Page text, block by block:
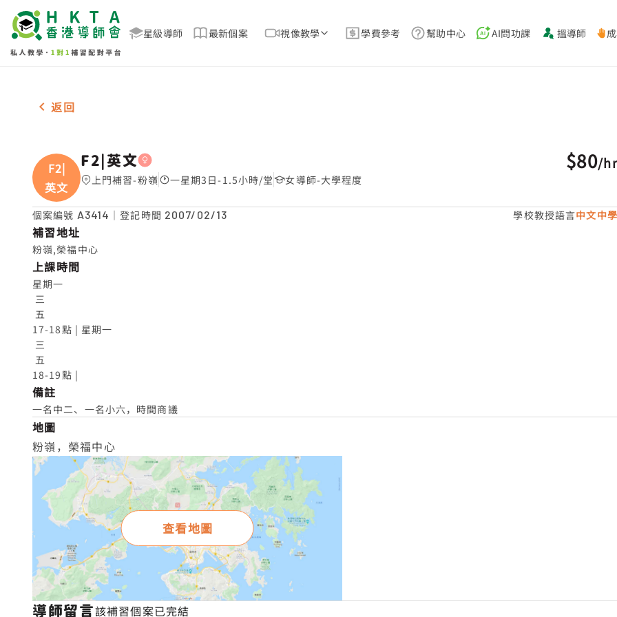
星級導師 最新個案 視像教學 學費參考 幫助中心 AI問功課 搵導師
男女各1名 F2|英文，粉嶺 補習推介
返回
F2|
英文
F2|英文
上門補習-粉嶺 一星期3日-1.5小時/堂 女導師-大學程度
$80/hr
個案編號 A3414 ｜登記時間 2007/02/13 學校教授語言中文中學
補習地址
粉嶺,榮福中心
上課時間
星期一
五
17-18點 | 星期一
五
18-19點 |
備註
一名中二、一名小六，時間商議
地圖
粉嶺，榮福中心
查看地圖
導師留言該補習個案已完結